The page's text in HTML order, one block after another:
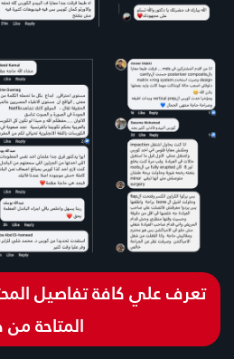
تعرف علي كافة تفاصيل
المتاحة من